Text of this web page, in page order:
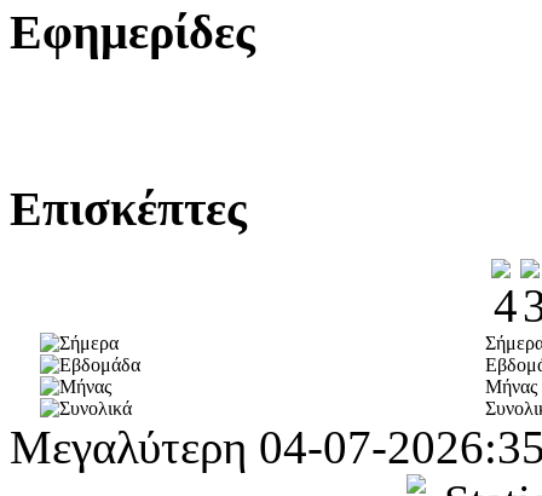
Εφημερίδες
Επισκέπτες
Μήνας
Μεγαλύτερη 04-07-